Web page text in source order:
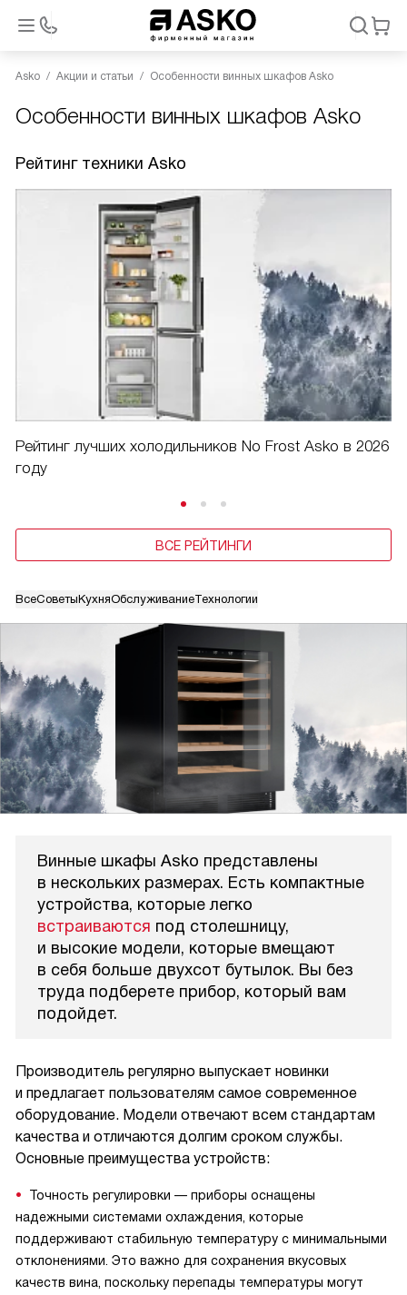
Asko Акции и статьи Особенности винных шкафов Asko
Особенности винных шкафов Asko
ВсеСоветыКухняОбслуживаниеТехнологии
Винные шкафы Asko представлены
в нескольких размерах. Есть компактные
устройства, которые легко
встраиваются под столешницу,
и высокие модели, которые вмещают
в себя больше двухсот бутылок. Вы без
труда подберете прибор, который вам
подойдет.
Производитель регулярно выпускает новинки
и предлагает пользователям самое современное
оборудование. Модели отвечают всем стандартам
качества и отличаются долгим сроком службы.
Основные преимущества устройств:
Точность регулировки — приборы оснащены
надежными системами охлаждения, которые
поддерживают стабильную температуру с минимальными
отклонениями. Это важно для сохранения вкусовых
качеств вина, поскольку перепады температуры могут
Рейтинг техники Asko
Рейтинг лучших холодильников No Frost Asko в 2026
году
ВСЕ РЕЙТИНГИ